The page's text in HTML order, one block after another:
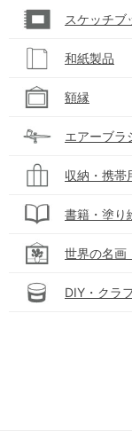
スケッチブ
和紙製品
額縁
エアーブラ
収納・携帯
書籍・塗り
世界の名画
DIY・クラ